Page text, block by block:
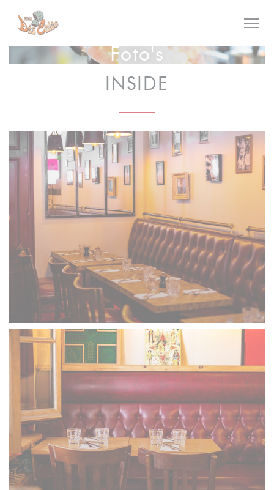
Cookies beheer paneel
Foto's
INSIDE